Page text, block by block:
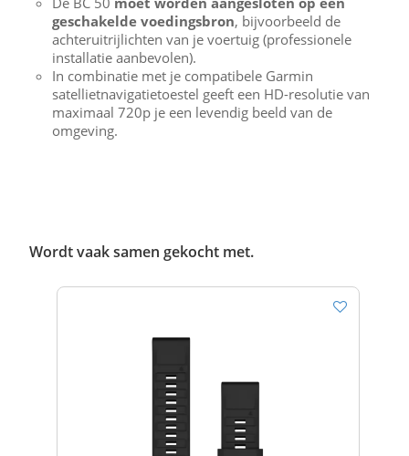
geschakelde voedingsbron, bijvoorbeeld de
achteruitrijlichten van je voertuig (professionele
installatie aanbevolen).
In combinatie met je compatibele Garmin
satellietnavigatietoestel geeft een HD-resolutie van
maximaal 720p je een levendig beeld van de
omgeving.
Wordt vaak samen gekocht met.